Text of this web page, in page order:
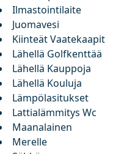
Ilmastointilaite
Juomavesi
Kiinteät Vaatekaapit
Lähellä Golfkenttää
Lähellä Kauppoja
Lähellä Kouluja
Lämpölasitukset
Lattialämmitys Wc
Maanalainen
Merelle